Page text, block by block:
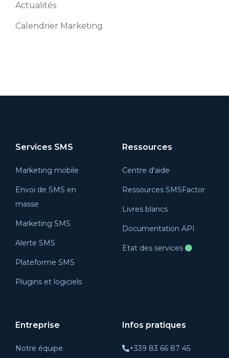
Actualités
Calendrier Marketing
Services SMS
Marketing mobile
Envoi de SMS en
masse
Marketing SMS
Alerte SMS
Plateforme SMS
Plugins et logiciels
Ressources
Centre d'aide
Ressources SMSFactor
Livres blancs
Documentation API
Etat des services
Entreprise
Notre équipe
Infos pratiques
+339 83 66 87 45